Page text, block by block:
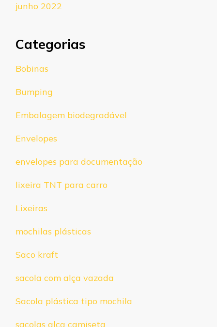
junho 2022
Categorias
Bobinas
Bumping
Embalagem biodegradável
Envelopes
envelopes para documentação
lixeira TNT para carro
Lixeiras
mochilas plásticas
Saco kraft
sacola com alça vazada
Sacola plástica tipo mochila
sacolas alça camiseta